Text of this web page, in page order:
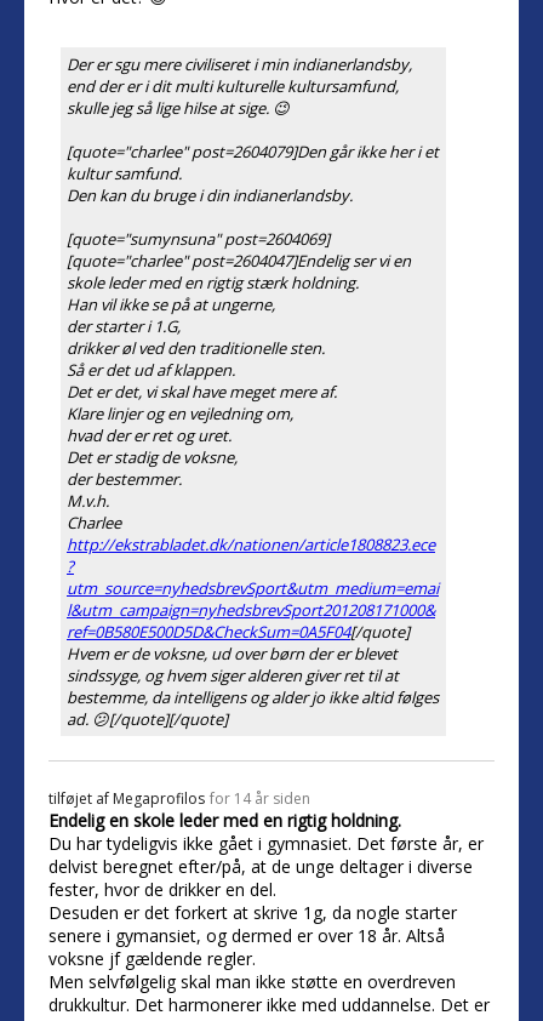
Der er sgu mere civiliseret i min indianerlandsby,
end der er i dit multi kulturelle kultursamfund,
skulle jeg så lige hilse at sige. 😉
[quote="charlee" post=2604079]Den går ikke her i et
kultur samfund.
Den kan du bruge i din indianerlandsby.
[quote="sumynsuna" post=2604069]
[quote="charlee" post=2604047]Endelig ser vi en
skole leder med en rigtig stærk holdning.
Han vil ikke se på at ungerne,
der starter i 1.G,
drikker øl ved den traditionelle sten.
Så er det ud af klappen.
Det er det, vi skal have meget mere af.
Klare linjer og en vejledning om,
hvad der er ret og uret.
Det er stadig de voksne,
der bestemmer.
M.v.h.
Charlee
http://ekstrabladet.dk/nationen/article1808823.ece
?
utm_source=nyhedsbrevSport&utm_medium=emai
l&utm_campaign=nyhedsbrevSport201208171000&
ref=0B580E500D5D&CheckSum=0A5F04[/quote]
Hvem er de voksne, ud over børn der er blevet
sindssyge, og hvem siger alderen giver ret til at
bestemme, da intelligens og alder jo ikke altid følges
ad. 😕[/quote][/quote]
tilføjet af Megaprofilos for 14 år siden
Endelig en skole leder med en rigtig holdning.
Du har tydeligvis ikke gået i gymnasiet. Det første år, er
delvist beregnet efter/på, at de unge deltager i diverse
fester, hvor de drikker en del.
Desuden er det forkert at skrive 1g, da nogle starter
senere i gymansiet, og dermed er over 18 år. Altså
voksne jf gældende regler.
Men selvfølgelig skal man ikke støtte en overdreven
drukkultur. Det harmonerer ikke med uddannelse. Det er